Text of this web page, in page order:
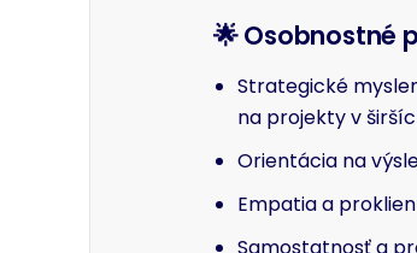
🌟 Osobnostné
Strategické
na projekty v
Orientácia na
Empatia a